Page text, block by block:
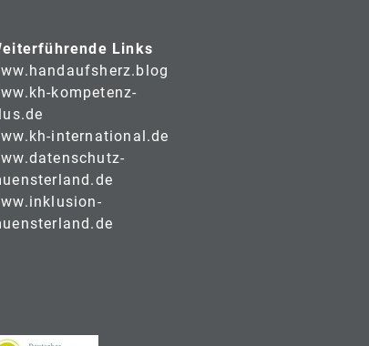
Links
kompetenz-
international.de